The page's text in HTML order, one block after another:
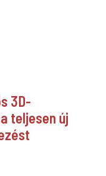
3D-
teljesen új